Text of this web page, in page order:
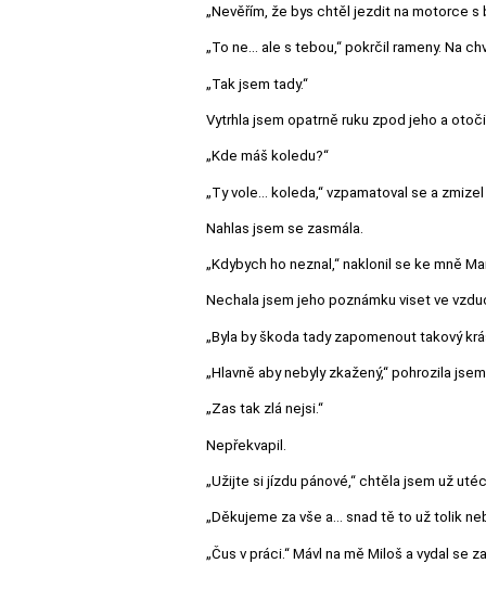
„Nevěřím, že bys chtěl jezdit na motorce s
„To ne… ale s tebou,“ pokrčil rameny. Na
„Tak jsem tady.“
Vytrhla jsem opatrně ruku zpod jeho a
„Kde máš koledu?“
„Ty vole… koleda,“ vzpamatoval se a
Nahlas jsem se zasmála.
„Kdybych ho neznal,“ naklonil se ke mně
Nechala jsem jeho poznámku viset ve
„Byla by škoda tady zapomenout takový
„Hlavně aby nebyly zkažený,“ pohrozila
„Zas tak zlá nejsi.“
Nepřekvapil.
„Užijte si jízdu pánové,“ chtěla jsem už
„Děkujeme za vše a… snad tě to už tolik
„Čus v práci.“ Mávl na mě Miloš a vydal se